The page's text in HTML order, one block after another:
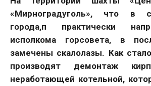
«Мирноградуголь», что в
города,п практически
исполкома горсовета, в
замечены скалолазы. Как
производят демонтаж
неработающей котельной,